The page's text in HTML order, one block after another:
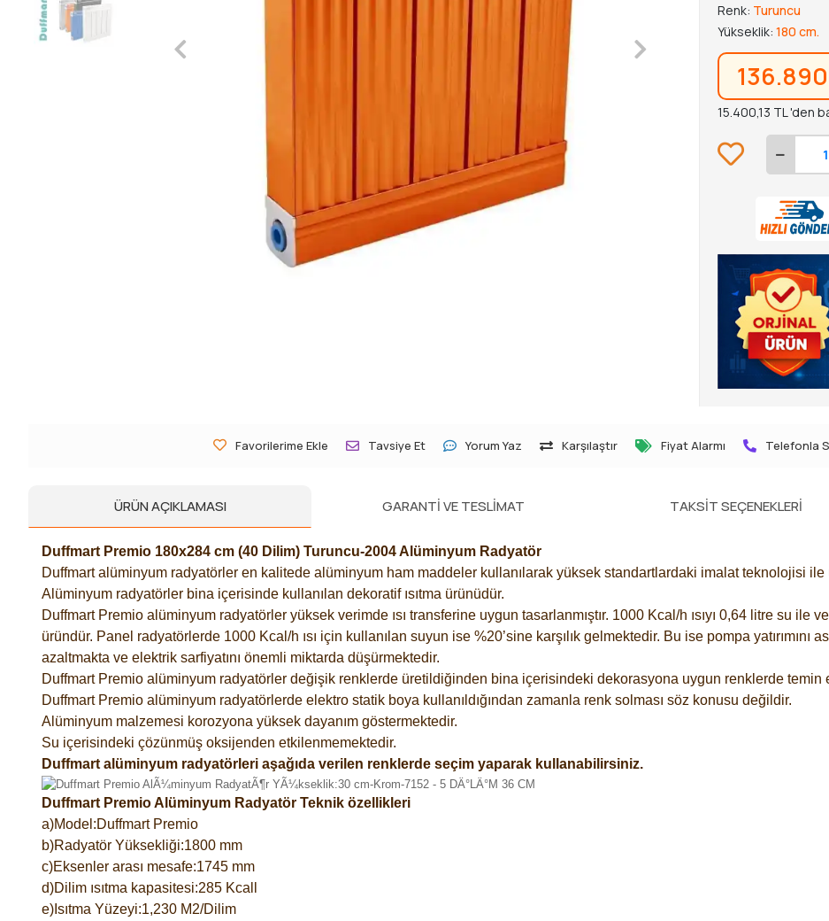
Renk: Turuncu
Yükseklik:180 cm.
15.400,13 TL 'den
Favorilerime Ekle Tavsiye Et Yorum Yaz Karşılaştır Fiyat Alarmı Telefonla
ÜRÜN AÇIKLAMASI GARANTI VE TESLIMAT TAKSIT SEÇENEKLERI
Duffmart Premio 180x284 cm (40 Dilim) Turuncu-2004 Alüminyum Radyatör
Duffmart alüminyum radyatörler en kalitede alüminyum ham maddeler kullanılarak yüksek standartlardaki imalat teknolojisi ile
Alüminyum radyatörler bina içerisinde kullanılan dekoratif ısıtma ürünüdür.
Duffmart Premio alüminyum radyatörler yüksek verimde ısı transferine uygun tasarlanmıştır. 1000 Kcal/h ısıyı 0,64 litre su ile
üründür. Panel radyatörlerde 1000 Kcal/h ısı için kullanılan suyun ise %20’sine karşılık gelmektedir. Bu ise pompa yatırımını
azaltmakta ve elektrik sarfiyatını önemli miktarda düşürmektedir.
Duffmart Premio alüminyum radyatörler değişik renklerde üretildiğinden bina içerisindeki dekorasyona uygun renklerde temin
Duffmart Premio alüminyum radyatörlerde elektro statik boya kullanıldığından zamanla renk solması söz konusu değildir.
Alüminyum malzemesi korozyona yüksek dayanım göstermektedir.
Su içerisindeki çözünmüş oksijenden etkilenmemektedir.
Duffmart alüminyum radyatörleri aşağıda verilen renklerde seçim yaparak kullanabilirsiniz.
Duffmart Premio Alüminyum Radyatör Teknik özellikleri
a)Model:Duffmart Premio
b)Radyatör Yüksekliği:1800 mm
c)Eksenler arası mesafe:1745 mm
d)Dilim ısıtma kapasitesi:285 Kcall
e)Isıtma Yüzeyi:1,230 M2/Dilim